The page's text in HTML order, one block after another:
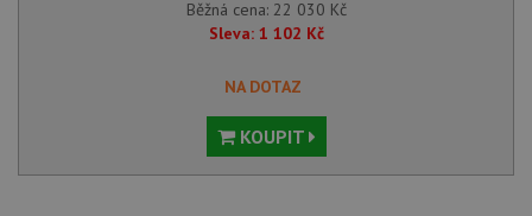
Běžná cena: 22 030 Kč
Sleva: 1 102 Kč
NA DOTAZ
KOUPIT